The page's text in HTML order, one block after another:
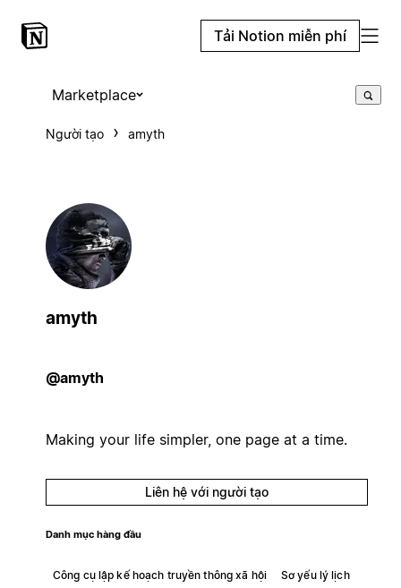
Tải Notion miễn phí
Marketplace
Người tạo amyth
amyth
@amyth
Making your life simpler, one page at a time.
Liên hệ với người tạo
Danh mục hàng đầu
Công cụ lập kế hoạch truyền thông xã hội
Sơ yếu lý lịch